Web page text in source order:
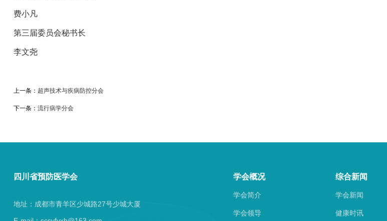
费小凡
第三届委员会秘书长
李文尧
上一条： 超声技术与疾病防控分会
下一条： 流行病学分会
四川省预防医学会
地址：成都市青羊区少城路27号少城大厦
学会概况
学会简介
学会领导
综合新闻
学会新闻
健康时讯